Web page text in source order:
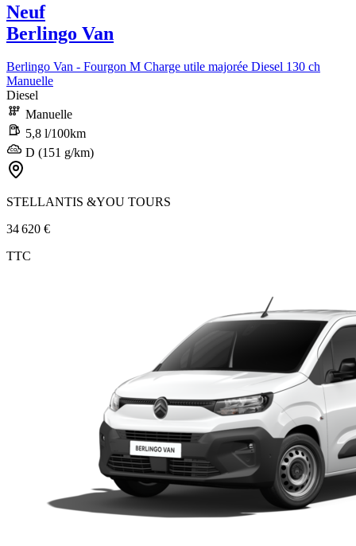
Neuf
Berlingo Van
Berlingo Van - Fourgon M Charge utile majorée Diesel 130 ch
Manuelle
Diesel
Manuelle
5,8 l/100km
D (151 g/km)
STELLANTIS &YOU TOURS
34 620 €
TTC